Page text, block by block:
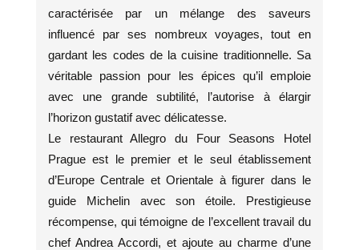
caractérisée par un mélange des saveurs
influencé par ses nombreux voyages, tout en
gardant les codes de la cuisine traditionnelle. Sa
véritable passion pour les épices qu’il emploie
avec une grande subtilité, l’autorise à élargir
l’horizon gustatif avec délicatesse.
Le restaurant Allegro du Four Seasons Hotel
Prague est le premier et le seul établissement
d’Europe Centrale et Orientale à figurer dans le
guide Michelin avec son étoile. Prestigieuse
récompense, qui témoigne de l’excellent travail du
chef Andrea Accordi, et ajoute au charme d’une